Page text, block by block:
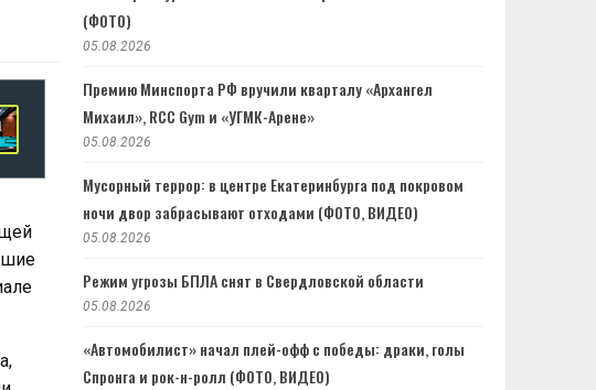
(ФОТО)
05.08.2026
Премию Минспорта РФ вручили кварталу «Архангел
Михаил», RCC Gym и «УГМК-Арене»
05.08.2026
Мусорный террор: в центре Екатеринбурга под покровом
ночи двор забрасывают отходами (ФОТО, ВИДЕО)
05.08.2026
Режим угрозы БПЛА снят в Свердловской области
05.08.2026
«Автомобилист» начал плей-офф с победы: драки, голы
Спронга и рок-н-ролл (ФОТО, ВИДЕО)